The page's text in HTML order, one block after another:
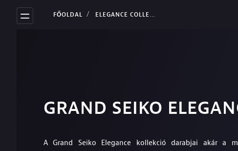
FŐOLDAL ELEGANCE COLLECTION
GRAND SEIKO
A Grand Seiko Elegance kollekció darabjai akár a